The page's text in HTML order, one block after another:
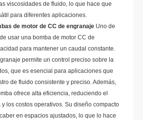
viscosidades de fluido, lo que hace que
para diferentes aplicaciones.
de motor de CC de engranaje Uno de
usar una bomba de motor CC de
para mantener un caudal constante.
permite un control preciso sobre la
que es esencial para aplicaciones que
de fluido consistente y preciso. Además,
ofrece alta eficiencia, reduciendo el
los costos operativos. Su diseño compacto
en espacios ajustados, lo que lo hace